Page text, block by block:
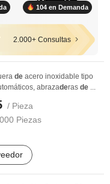
104 en Demanda
2.000+ Consultas
de acero inoxidable tipo
abrazaderas de ...
/ Pieza
Piezas